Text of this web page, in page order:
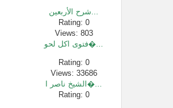
شرح الأربعين...
Rating: 0
Views: 803
فتوى اكل لحو�...
Rating: 0
Views: 33686
الشيخ ناصر ا�...
Rating: 0